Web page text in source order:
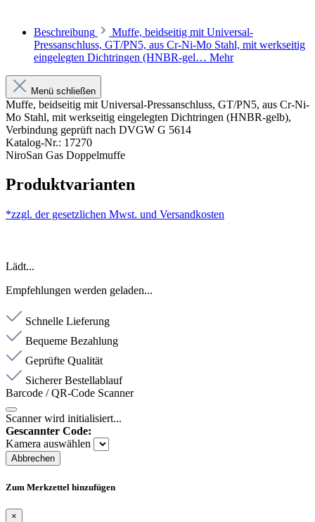
Beschreibung
Muffe, beidseitig mit Universal-
Pressanschluss, GT/PN5, aus Cr-Ni-Mo Stahl, mit werkseitig
eingelegten Dichtringen (HNBR-gel… Mehr
Menü schließen
Muffe, beidseitig mit Universal-Pressanschluss, GT/PN5, aus Cr-Ni-
Mo Stahl, mit werkseitig eingelegten Dichtringen (HNBR-gelb),
Verbindung geprüft nach DVGW G 5614
Katalog-Nr.: 17270
NiroSan Gas Doppelmuffe
Produktvarianten
*zzgl. der gesetzlichen Mwst. und Versandkosten
Lädt...
Empfehlungen werden geladen...
Schnelle Lieferung
Bequeme Bezahlung
Geprüfte Qualität
Sicherer Bestellablauf
Barcode / QR-Code Scanner
Scanner wird initialisiert...
Gescannter Code:
Kamera auswählen
Abbrechen
Zum Merkzettel hinzufügen
×